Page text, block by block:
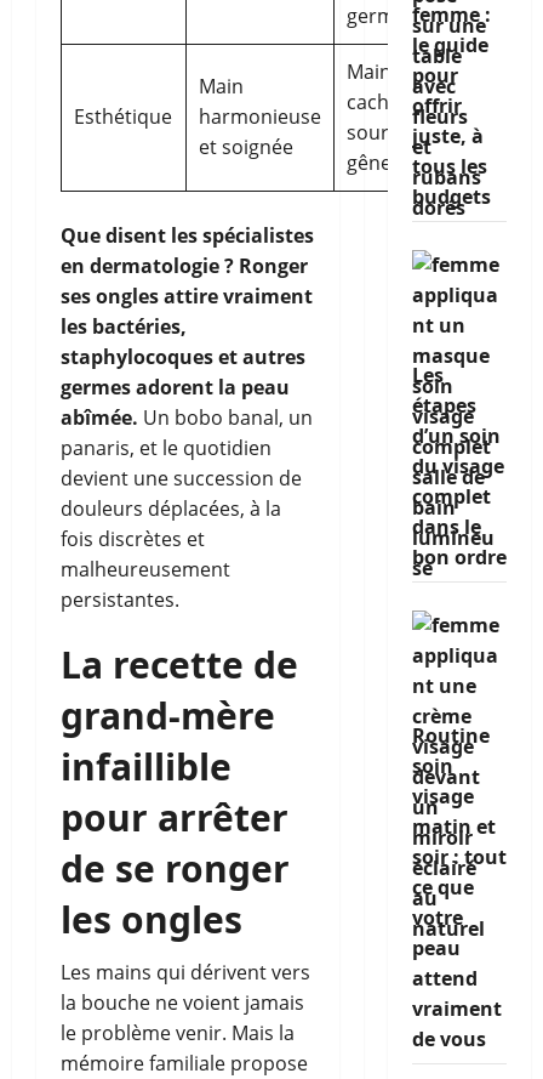
germes)
Esthétique
Main
harmonieuse
et soignée
Main
cachée,
source de
gêne
Que disent les spécialistes
en dermatologie ? Ronger
ses ongles attire vraiment
les bactéries,
staphylocoques et autres
germes adorent la peau
abîmée. Un bobo banal, un
panaris, et le quotidien
devient une succession de
douleurs déplacées, à la
fois discrètes et
malheureusement
persistantes.
La recette de
grand-mère
infaillible
pour arrêter
de se ronger
les ongles
Les mains qui dérivent vers
la bouche ne voient jamais
le problème venir. Mais la
mémoire familiale propose
femme :
le guide
pour
offrir
juste, à
tous les
budgets
Les
étapes
d’un soin
du visage
complet
dans le
bon ordre
Routine
soin
visage
matin et
soir : tout
ce que
votre
peau
attend
vraiment
de vous